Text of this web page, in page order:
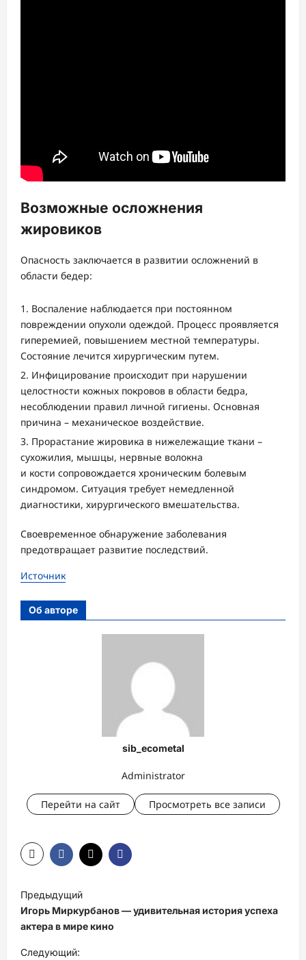
Возможные осложнения
жировиков
Опасность заключается в развитии осложнений в
области бедер:
Воспаление наблюдается при постоянном
повреждении опухоли одеждой. Процесс проявляется
гиперемией, повышением местной температуры.
Состояние лечится хирургическим путем.
Инфицирование происходит при нарушении
целостности кожных покровов в области бедра,
несоблюдении правил личной гигиены. Основная
причина – механическое воздействие.
Прорастание жировика в нижележащие ткани –
сухожилия, мышцы, нервные волокна
и кости сопровождается хроническим болевым
синдромом. Ситуация требует немедленной
диагностики, хирургического вмешательства.
Своевременное обнаружение заболевания
предотвращает развитие последствий.
Источник
Об авторе
sib_ecometal
Administrator
Перейти на сайт Просмотреть все записи
Н
а
в
и
Предыдущий
Игорь Миркурбанов — удивительная история успеха
актера в мире кино
Следующий: